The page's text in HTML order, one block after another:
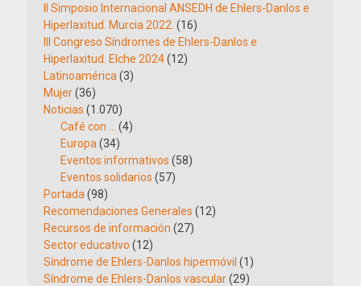
II Simposio Internacional ANSEDH de Ehlers-Danlos e
Hiperlaxitud. Murcia 2022. (16)
III Congreso Síndromes de Ehlers-Danlos e
Hiperlaxitud. Elche 2024(12)
Latinoamérica (3)
Mujer(36)
Noticias (1.070)
Café con …
(4)
Europa (34)
Eventos informativos (58)
Eventos solidarios (57)
Portada (98)
Recomendaciones Generales (12)
Recursos de información (27)
Sector educativo (12)
Síndrome de Ehlers-Danlos hipermóvil (1)
Síndrome de Ehlers-Danlos vascular(29)